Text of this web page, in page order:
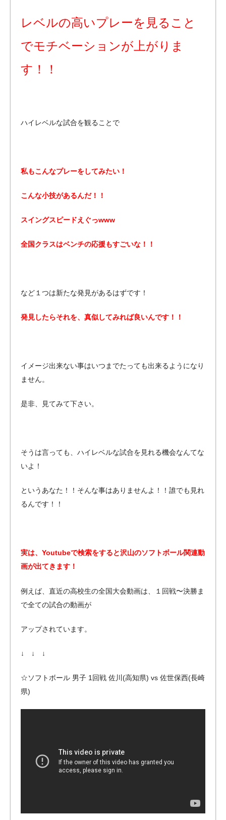
レベルの高いプレーを見ること
でモチベーションが上がりま
す！！
ハイレベルな試合を観ることで
私もこんなプレーをしてみたい！
こんな小技があるんだ！！
スイングスピードえぐっwww
全国クラスはベンチの応援もすごいな！！
など１つは新たな発見があるはずです！
発見したらそれを、真似してみれば良いんです！！
イメージ出来ない事はいつまでたっても出来るようになり
ません。
是非、見てみて下さい。
そうは言っても、ハイレベルな試合を見れる機会なんてな
いよ！
というあなた！！そんな事はありませんよ！！誰でも見れ
るんです！！
実は、Youtubeで検索をすると沢山のソフトボール関連動
画が出てきます！
例えば、直近の高校生の全国大会動画は、１回戦〜決勝ま
で全ての試合の動画が
アップされています。
↓ ↓ ↓
☆ソフトボール 男子 1回戦 佐川(高知県) vs 佐世保西(長崎
県)